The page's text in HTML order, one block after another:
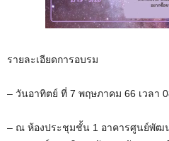
รายละเอียดการอบรม
– วันอาทิตย์ ที่ 7 พฤษภาคม 66 เวลา
– ณ ห้องประชุมชั้น 1 อาคารศูนย์พัฒ